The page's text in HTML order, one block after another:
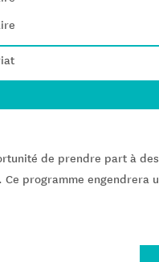
de prendre part à
programme engendrera